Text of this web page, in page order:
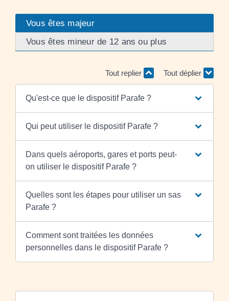
Vous êtes majeur
Vous êtes mineur de 12 ans ou plus
Tout replier Tout déplier
Qu'est-ce que le dispositif Parafe ?
Qui peut utiliser le dispositif Parafe ?
Dans quels aéroports, gares et ports peut-
on utiliser le dispositif Parafe ?
Quelles sont les étapes pour utiliser un sas
Parafe ?
Comment sont traitées les données
personnelles dans le dispositif Parafe ?